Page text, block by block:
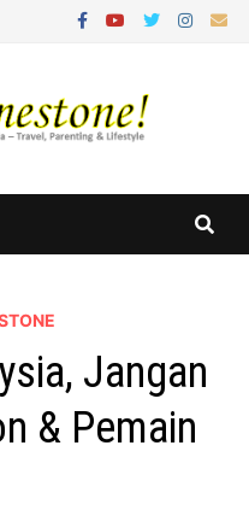
Jangan
& Pemain